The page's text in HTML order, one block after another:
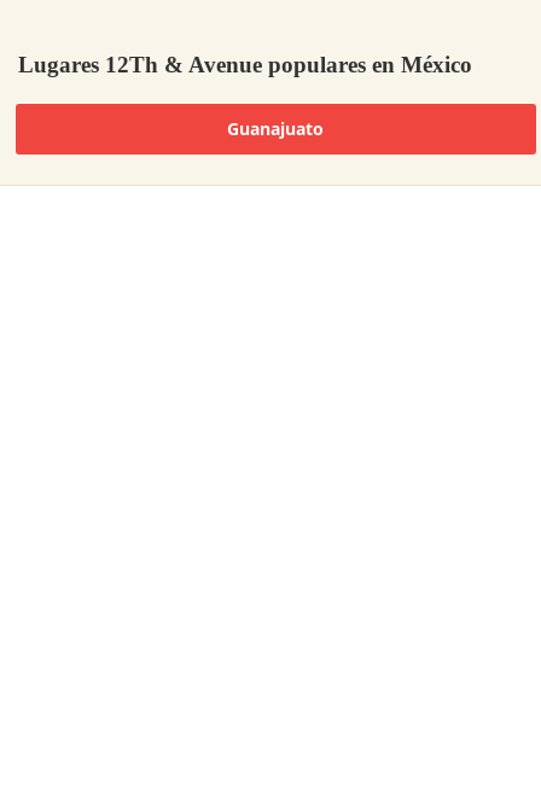
Lugares 12Th & Avenue populares en México
Guanajuato